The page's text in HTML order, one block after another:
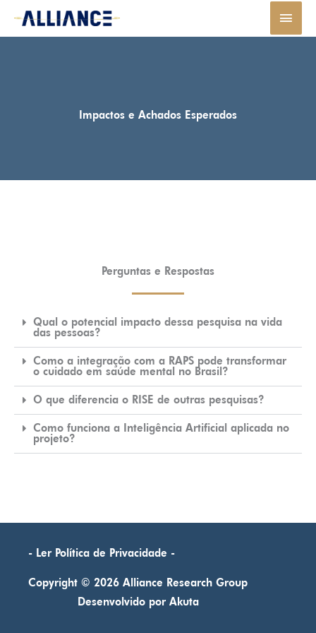
para
Impactos e Achados Esperados
Perguntas e Respostas
Qual o potencial impacto dessa pesquisa na vida
das pessoas?
Como a integração com a RAPS pode transformar
o cuidado em saúde mental no Brasil?
O que diferencia o RISE de outras pesquisas?
Como funciona a Inteligência Artificial aplicada no
projeto?
- Ler Política de Privacidade -
Copyright © 2026 Alliance Research Group
Desenvolvido por Akuta